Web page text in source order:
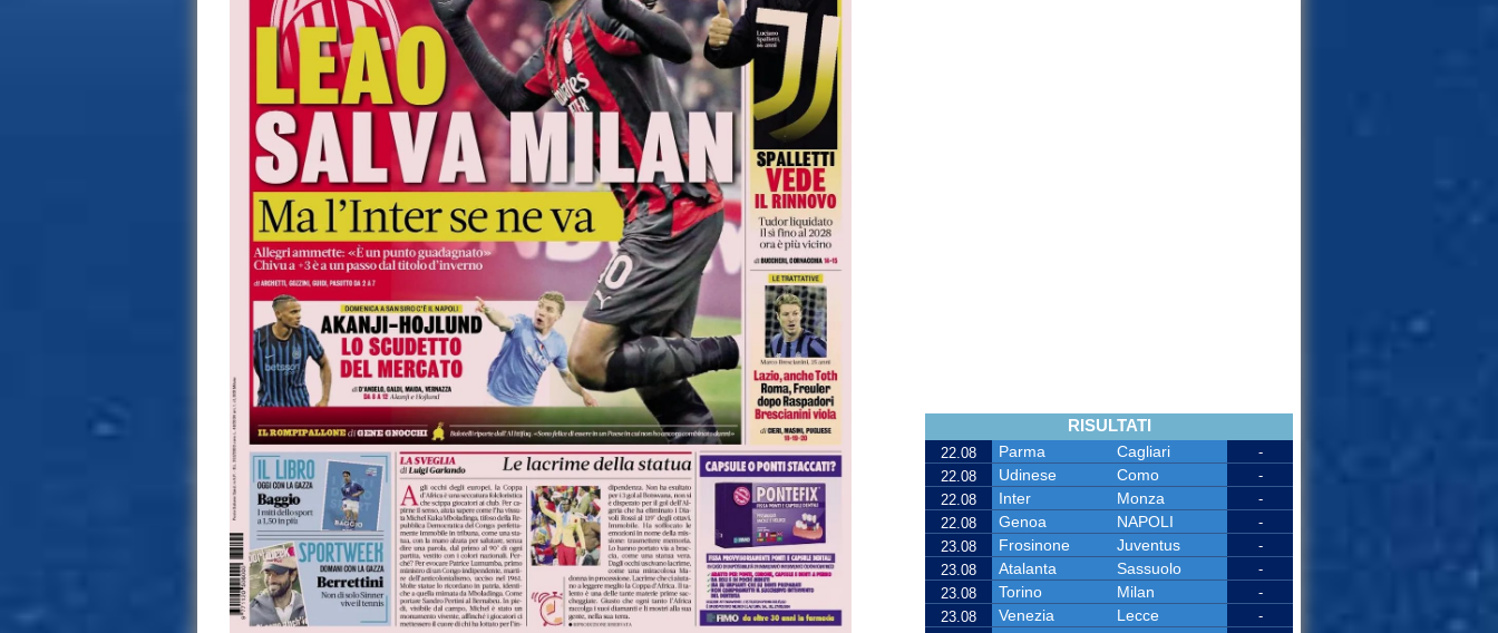
RISULTATI
22.08 Parma Cagliari
-
22.08
Udinese Como
-
22.08
Inter Monza
-
22.08
Genoa NAPOLI
-
23.08
Frosinone Juventus
-
23.08
Atalanta Sassuolo
-
23.08
Torino Milan
-
23.08
Venezia Lecce
-